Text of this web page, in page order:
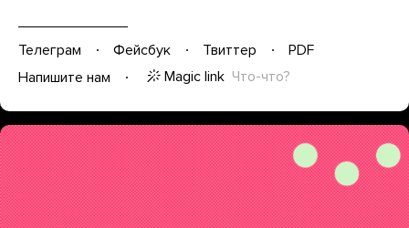
Телеграм Фейсбук Твиттер
PDF
Напишите нам
Magic link Что-что?